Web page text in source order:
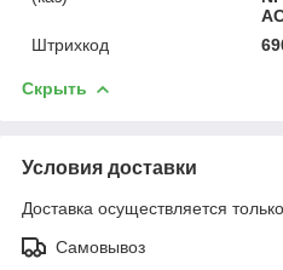
Штрихкод
Скрыть
Условия доставки
Доставка осуществляется
Самовывоз